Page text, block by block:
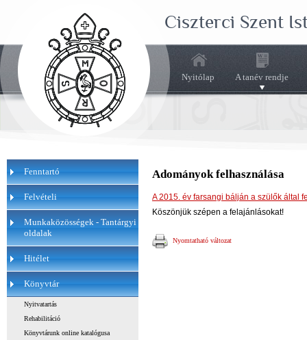
Ciszterci Szent
Nyitólap A tanév rendje
Fenntartó
Felvételi
Munkaközösségek - Tantárgyi
oldalak
Hitélet
Könyvtár
Nyitvatartás
Rehabilitáció
Könyvtárunk online katalógusa
Adományok felhasználása
A 2015. év farsangi bálján a szülők által
Köszönjük szépen a felajánlásokat!
Nyomtatható változat